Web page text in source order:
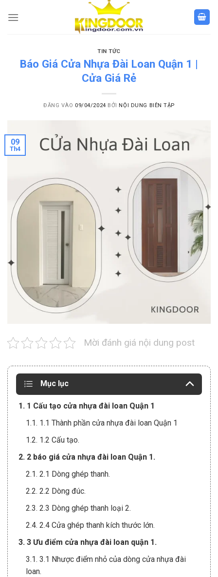
qua
TIN TỨC
Báo Giá Cửa Nhựa Đài Loan Quận 1 |
Cửa Giá Rẻ
ĐĂNG VÀO 09/04/2024 BỞI NỘI DUNG BIÊN TẬP
09
Th4
Mời đánh giá nội dung post
Mục lục
1. 1 Cấu tạo cửa nhựa đài loan Quận 1
1.1. 1.1 Thành phần cửa nhựa đài loan Quận 1
1.2. 1.2 Cấu tạo.
2. 2 báo giá cửa nhựa đài loan Quận 1.
2.1. 2.1 Dòng ghép thanh.
2.2. 2.2 Dòng đúc.
2.3. 2.3 Dòng ghép thanh loại 2.
2.4. 2.4 Cửa ghép thanh kích thước lớn.
3. 3 Ưu điểm cửa nhựa đài loan quận 1.
3.1. 3.1 Nhược điểm nhỏ của dòng cửa nhựa đài
loan.